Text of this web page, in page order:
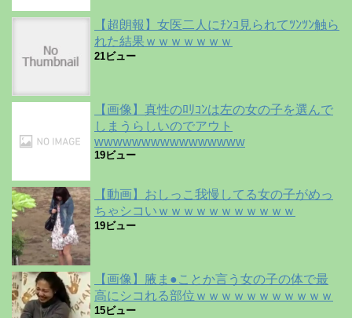
【超朗報】女医二人にﾁﾝｺ見られてﾂﾝﾂﾝ触ら
れた結果ｗｗｗｗｗｗｗ
21ビュー
【画像】真性のﾛﾘｺﾝは左の女の子を選んで
しまうらしいのでアウト
wwwwwwwwwwwwwwww
19ビュー
【動画】おしっこ我慢してる女の子がめっ
ちゃシコいｗｗｗｗｗｗｗｗｗｗｗ
19ビュー
【画像】腋ま●ことか言う女の子の体で最
高にシコれる部位ｗｗｗｗｗｗｗｗｗｗｗ
15ビュー